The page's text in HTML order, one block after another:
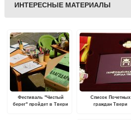
ИНТЕРЕСНЫЕ МАТЕРИАЛЫ
Фестиваль "Чистый
берег" пройдет в Твери
Список Почетных
граждан Твери